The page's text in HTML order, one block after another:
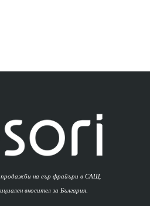
на еър фрайъри в САЩ.
вносител за България.